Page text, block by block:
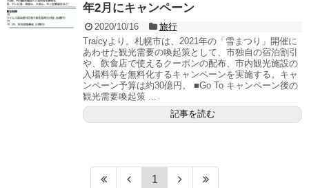
年2月にキャンペーン
2020/10/16
旅行
Traicyより。札幌市は、2021年の「雪まつり」開催に
あわせた観光需要の喚起策として、市独自の宿泊割引
や、飲食店で使えるクーポンの配布、市内観光施設の
入場料等を無料化するキャンペーンを実施する。キャ
ンペーン予算は約30億円。 ■Go To キャンペーン後の
観光需要喚起策 ...
記事を読む
1